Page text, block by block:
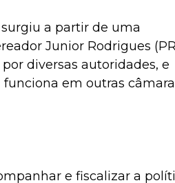
a partir de uma
Junior Rodrigues
diversas autoridades, e
em outras
e fiscalizar a